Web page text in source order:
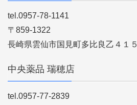
tel.0957-78-1141
〒859-1322
長崎県雲仙市国見町多比良乙４１５
中央薬品 瑞穂店
tel.0957-77-2839